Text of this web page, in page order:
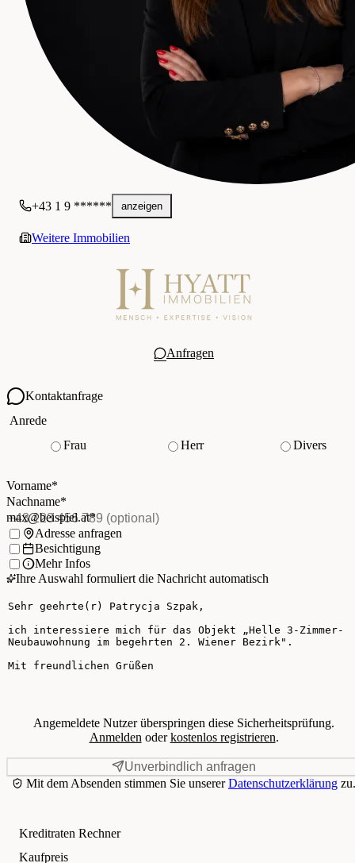
+43 1 9 ****** anzeigen
Weitere Immobilien
Anfragen
Kontaktanfrage
Ihre Kontaktdaten
Anrede
Frau
Herr
Divers
Vorname*
Nachname
Nachname*
E-Mail*(Pflichtfeld)
max@beispiel.at*
Telefon(optional)
Ich möchte:Adresse anfragen
Besichtigung
Mehr Infos
Ihre Auswahl formuliert die Nachricht automatisch
Ihre Nachricht
Angemeldete Nutzer überspringen diese Sicherheitsprüfung.
Anmelden oderkostenlos registrieren.
Unverbindlich anfragen
Mit dem Absenden stimmen Sie unsererDatenschutzerklärung zu.
Kreditraten Rechner
Kaufpreis